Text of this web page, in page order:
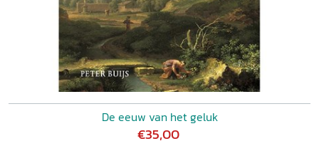
De eeuw van het geluk
€35,00